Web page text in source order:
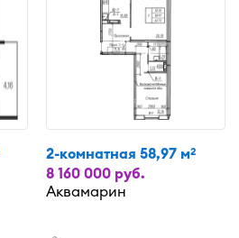
2-комнатная 58,97 м2
8 160 000 руб.
Аквамарин